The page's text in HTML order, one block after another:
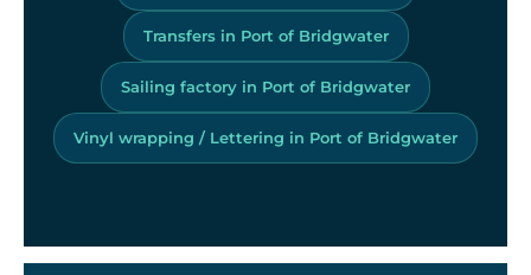
Transfers in Port of Bridgwater
Sailing factory in Port of Bridgwater
Vinyl wrapping / Lettering in Port of Bridgwater